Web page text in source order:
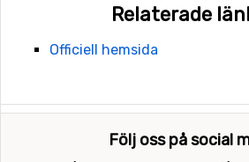
Relaterade
Officiell hemsida
Följ oss på social